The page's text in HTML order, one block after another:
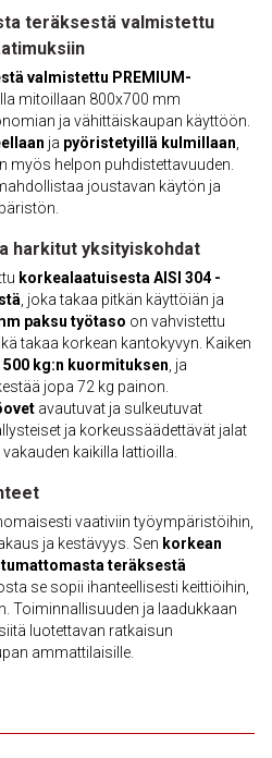
teräksestä valmistettu
valmistettu PREMIUM-
mitoillaan 800x700 mm
ja vähittäiskaupan käyttöön.
ja pyöristetyillä kulmillaan
myös helpon puhdistettavuuden.
joustavan käytön ja
harkitut yksityiskohdat
korkealaatuisesta AISI 304 -
, joka takaa pitkän käyttöiän ja
paksu työtaso on vahvistettu
takaa korkean kantokyvyn. Kaiken
500 kg:n kuormituksen , ja
jopa 72 kg painon.
avautuvat ja sulkeutuvat
ja korkeussäädettävät jalat
kaikilla lattioilla.
vaativiin työympäristöihin,
ja kestävyys. Sen korkean
teräksestä
se sopii ihanteellisesti keittiöihin,
Toiminnallisuuden ja laadukkaan
luotettavan ratkaisun
ammattilaisille.